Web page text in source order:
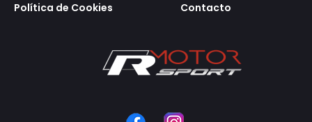
Política de Cookies
Contacto